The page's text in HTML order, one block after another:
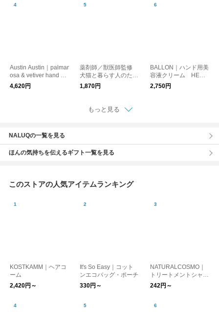
Austin Austin｜palmar
osa & vetiver hand cre
am 50ml
4,620円
薬剤師／獣医師監修
犬猫と暮らす人のため
の 舐めても安心 セラ
ミドハンドクリーム 6
REAM
1,870円
BALLON｜ハンド用美
容液クリーム HERB
AL BLEND
2,750円
もっと見る
NALUQの一覧を見る
ほんの気持ちを伝えるギフト一覧を見る
このストアの人気アイテムランキング
KOSTKAMM｜ヘアコ
ーム
2,420円～
It's So Easy｜コット
ンエコバッグ・ポーチ
330円～
NATURALCOSMO｜
トリートメントシャン
プー・ヘアオイル・ヘ
アミスト
242円～